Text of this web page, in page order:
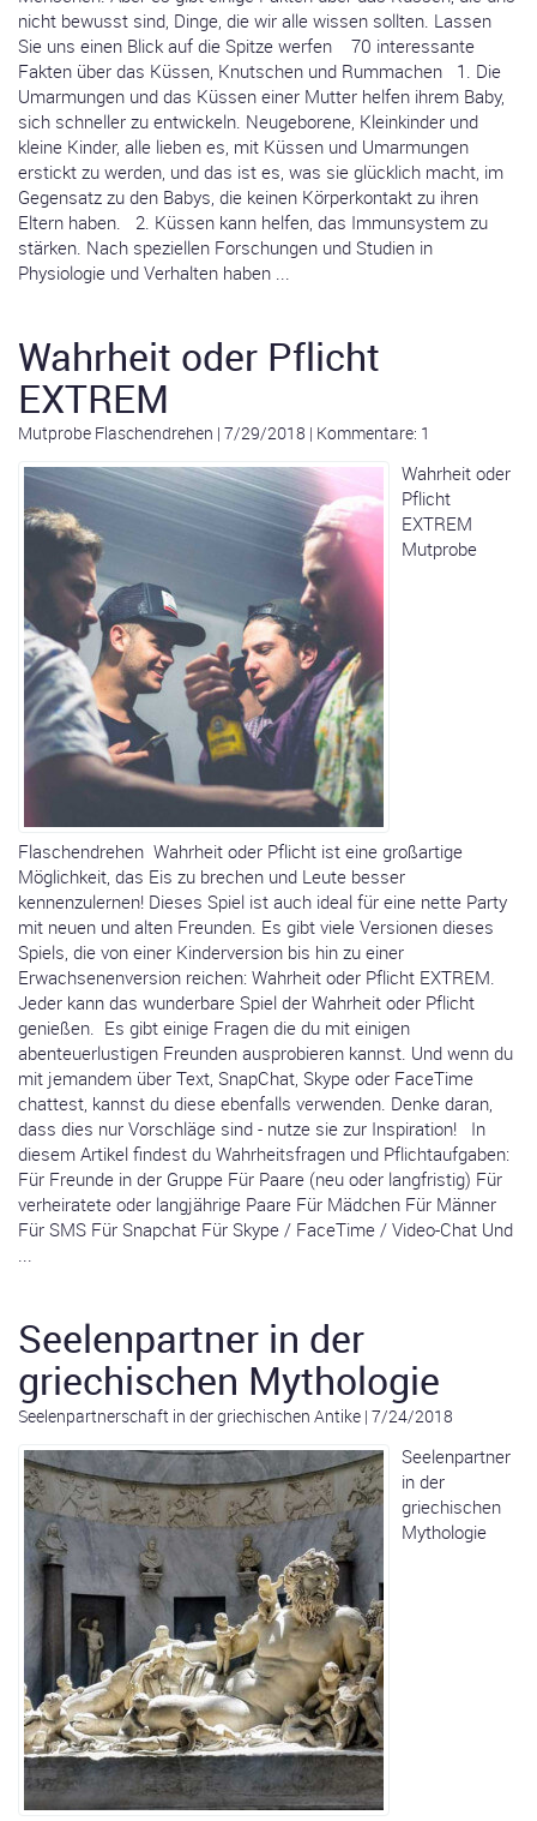
nicht bewusst sind, Dinge, die wir alle wissen sollten. Lassen
Sie uns einen Blick auf die Spitze werfen 70 interessante
Fakten über das Küssen, Knutschen und Rummachen 1. Die
Umarmungen und das Küssen einer Mutter helfen ihrem Baby,
sich schneller zu entwickeln. Neugeborene, Kleinkinder und
kleine Kinder, alle lieben es, mit Küssen und Umarmungen
erstickt zu werden, und das ist es, was sie glücklich macht, im
Gegensatz zu den Babys, die keinen Körperkontakt zu ihren
Eltern haben. 2. Küssen kann helfen, das Immunsystem zu
stärken. Nach speziellen Forschungen und Studien in
Physiologie und Verhalten haben ...
Wahrheit oder Pflicht
EXTREM
Mutprobe Flaschendrehen | 7/29/2018 | Kommentare: 1
Wahrheit oder
Pflicht
EXTREM
Mutprobe
Flaschendrehen Wahrheit oder Pflicht ist eine großartige
Möglichkeit, das Eis zu brechen und Leute besser
kennenzulernen! Dieses Spiel ist auch ideal für eine nette Party
mit neuen und alten Freunden. Es gibt viele Versionen dieses
Spiels, die von einer Kinderversion bis hin zu einer
Erwachsenenversion reichen: Wahrheit oder Pflicht EXTREM.
Jeder kann das wunderbare Spiel der Wahrheit oder Pflicht
genießen. Es gibt einige Fragen die du mit einigen
abenteuerlustigen Freunden ausprobieren kannst. Und wenn du
mit jemandem über Text, SnapChat, Skype oder FaceTime
chattest, kannst du diese ebenfalls verwenden. Denke daran,
dass dies nur Vorschläge sind - nutze sie zur Inspiration! In
diesem Artikel findest du Wahrheitsfragen und Pflichtaufgaben:
Für Freunde in der Gruppe Für Paare (neu oder langfristig) Für
verheiratete oder langjährige Paare Für Mädchen Für Männer
Für SMS Für Snapchat Für Skype / FaceTime / Video-Chat Und
...
Seelenpartner in der
griechischen Mythologie
Seelenpartnerschaft in der griechischen Antike | 7/24/2018
Seelenpartner
in der
griechischen
Mythologie